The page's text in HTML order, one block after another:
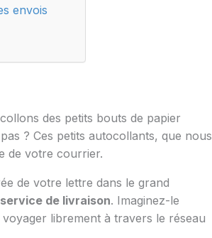
envois
des petits bouts de papier
? Ces petits autocollants, que nous
de votre courrier.
de votre lettre dans le grand
de livraison. Imaginez-le
librement à travers le réseau